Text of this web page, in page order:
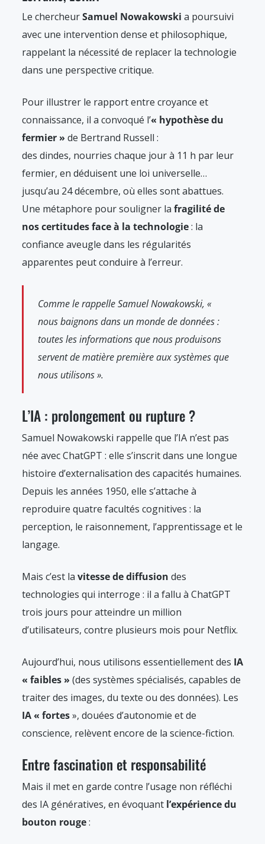
Le chercheurSamuel Nowakowski a poursuivi
avec une intervention dense et philosophique,
rappelant la nécessité de replacer la technologie
dans une perspective critique.
Pour illustrer le rapport entre croyance et
connaissance, il a convoqué l’« hypothèse du
fermier » de Bertrand Russell :
des dindes, nourries chaque jour à 11 h par leur
fermier, en déduisent une loi universelle…
jusqu’au 24 décembre, où elles sont abattues.
Une métaphore pour souligner la fragilité de
nos certitudes face à la technologie: la
confiance aveugle dans les régularités
apparentes peut conduire à l’erreur.
Comme le rappelle Samuel Nowakowski, «
nous baignons dans un monde de données :
toutes les informations que nous produisons
servent de matière première aux systèmes que
nous utilisons ».
L’IA : prolongement ou rupture ?
Samuel Nowakowski rappelle que l’IA n’est pas
née avec ChatGPT : elle s’inscrit dans une longue
histoire d’externalisation des capacités humaines.
Depuis les années 1950, elle s’attache à
reproduire quatre facultés cognitives : la
perception, le raisonnement, l’apprentissage et le
langage.
Mais c’est la vitesse de diffusion des
technologies qui interroge : il a fallu à ChatGPT
trois jours pour atteindre un million
d’utilisateurs, contre plusieurs mois pour Netflix.
Aujourd’hui, nous utilisons essentiellement des IA
« faibles » (des systèmes spécialisés, capables de
traiter des images, du texte ou des données). Les
IA « fortes», douées d’autonomie et de
conscience, relèvent encore de la science-fiction.
Entre fascination et responsabilité
Mais il met en garde contre l’usage non réfléchi
des IA génératives, en évoquant l’expérience du
bouton rouge: